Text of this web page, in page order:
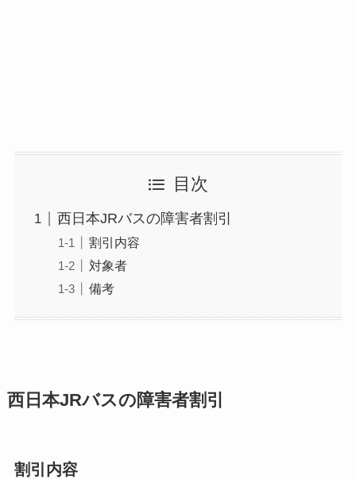
目次
西日本JRバスの障害者割引
割引内容
対象者
備考
西日本JRバスの障害者割引
割引内容